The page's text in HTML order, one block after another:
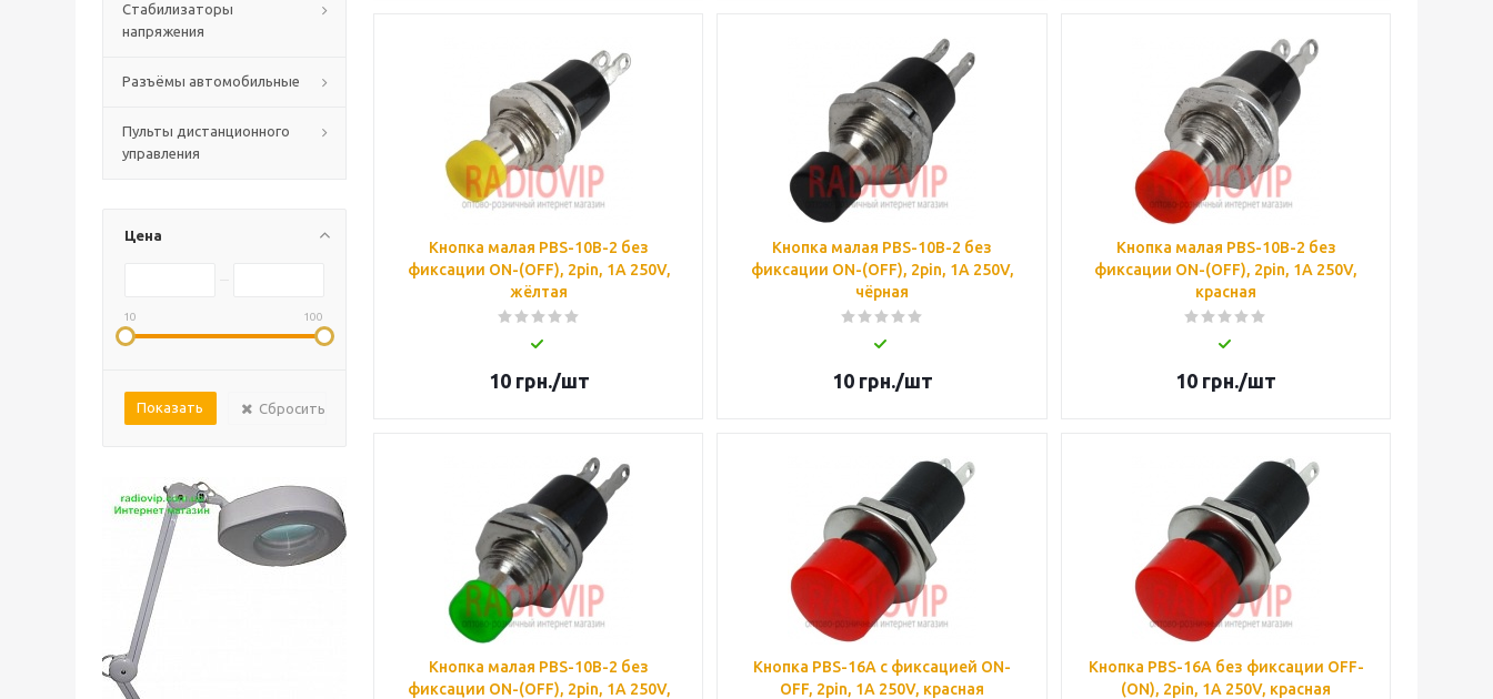
Стабилизаторы
напряжения
Разъёмы автомобильные
Пульты дистанционного
управления
Цена
10 100
Сбросить
Кнопка малая PBS-10B-2 без
фиксации ON-(OFF), 2pin, 1А 250V,
жёлтая
10грн./шт
Кнопка малая PBS-10B-2 без
фиксации ON-(OFF), 2pin, 1А 250V,
чёрная
10грн./шт
Кнопка малая PBS-10B-2 без
фиксации ON-(OFF), 2pin, 1А 250V,
красная
10 грн./шт
Кнопка малая PBS-10B-2 без
фиксации ON-(OFF), 2pin, 1А 250V,
Кнопка PBS-16А с фиксацией ON-
OFF, 2pin, 1А 250V, красная
Кнопка PBS-16А без фиксации OFF-
(ON), 2pin, 1А 250V, красная